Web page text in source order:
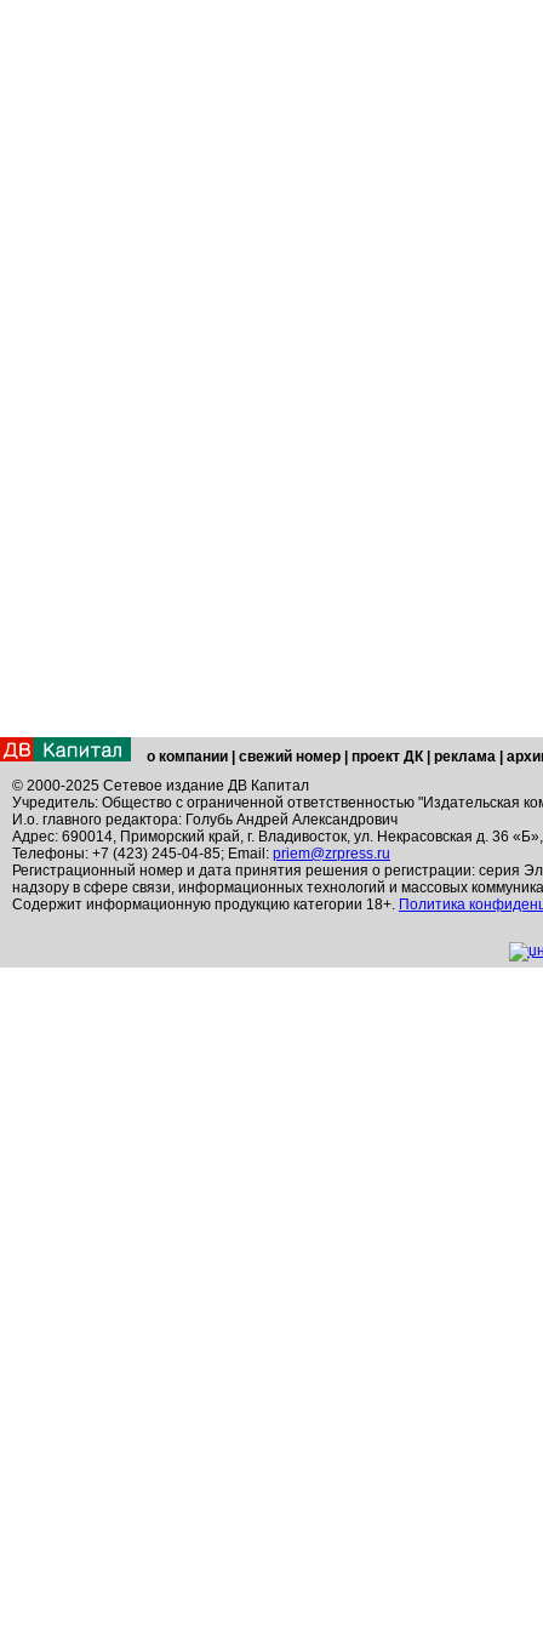
о компании свежий номер проект ДК реклама
© 2000-2025 Сетевое издание ДВ Капитал
Учредитель: Общество с ограниченной ответственностью "Издательская
И.о. главного редактора: Голубь Андрей Александрович
Адрес: 690014, Приморский край, г. Владивосток, ул. Некрасовская д. 36
Телефоны: +7 (423) 245-04-85; Email: priem@zrpress.ru
Регистрационный номер и дата принятия решения о регистрации: серия
надзору в сфере связи, информационных технологий и массовых
Содержит информационную продукцию категории 18+. Политика